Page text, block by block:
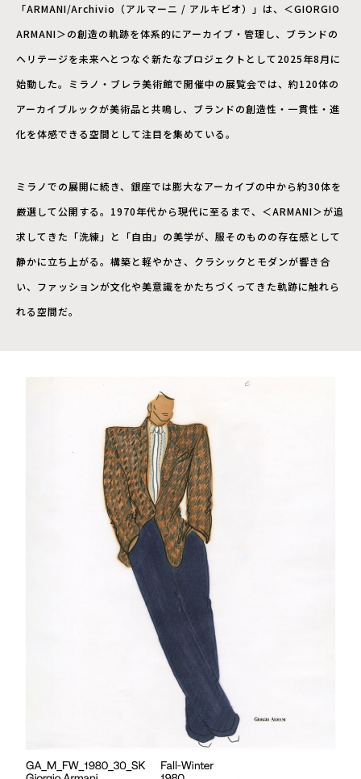
「ARMANI/Archivio（アルマーニ / アルキビオ）」は、＜GIORGIO
ARMANI＞の創造の軌跡を体系的にアーカイブ・管理し、ブランドの
ヘリテージを未来へとつなぐ新たなプロジェクトとして2025年8月に
始動した。ミラノ・ブレラ美術館で開催中の展覧会では、約120体の
アーカイブルックが美術品と共鳴し、ブランドの創造性・一貫性・進
化を体感できる空間として注目を集めている。
ミラノでの展開に続き、銀座では膨大なアーカイブの中から約30体を
厳選して公開する。1970年代から現代に至るまで、＜ARMANI＞が追
求してきた「洗練」と「自由」の美学が、服そのものの存在感として
静かに立ち上がる。構築と軽やかさ、クラシックとモダンが響き合
い、ファッションが文化や美意識をかたちづくってきた軌跡に触れら
れる空間だ。